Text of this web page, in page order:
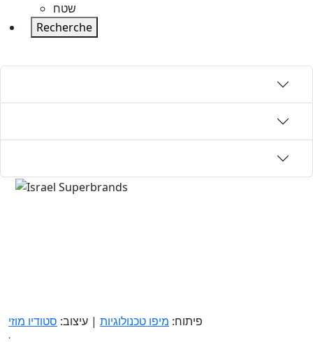
שטח
Recherche
פיתוח: מיפו טכנולוגיות | עיצוב: סטודיו מוזי
.